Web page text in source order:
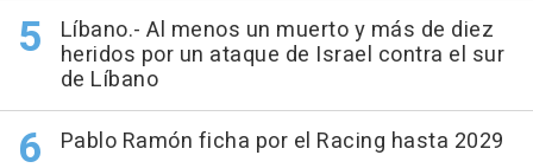
Líbano.- Al menos un muerto y más de diez
heridos por un ataque de Israel contra el sur
de Líbano
Pablo Ramón ficha por el Racing hasta 2029